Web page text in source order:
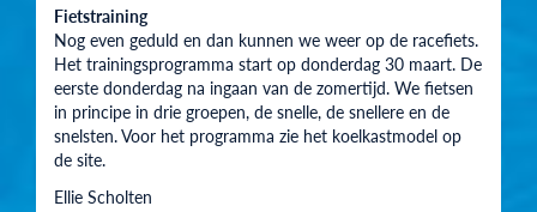
Fietstraining
Nog even geduld en dan kunnen we weer op de racefiets.
Het trainingsprogramma start op donderdag 30 maart. De
eerste donderdag na ingaan van de zomertijd. We fietsen
in principe in drie groepen, de snelle, de snellere en de
snelsten. Voor het programma zie het koelkastmodel op
de site.
Ellie Scholten